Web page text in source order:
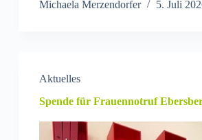
Michaela Merzendorfer 5. Juli
Aktuelles
Spende für Frauennotruf